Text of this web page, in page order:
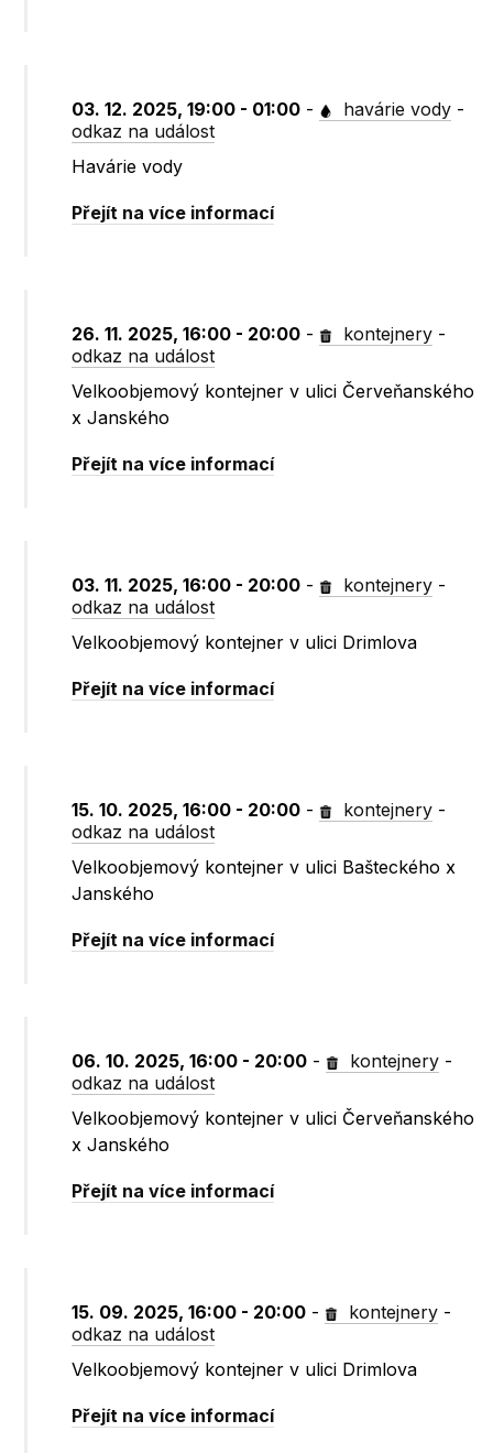
03. 12. 2025, 19:00 - 01:00 - havárie vody -
odkaz na událost
Havárie vody
Přejít na více informací
26. 11. 2025, 16:00 - 20:00 - kontejnery -
odkaz na událost
Velkoobjemový kontejner v ulici Červeňanského
x Janského
Přejít na více informací
03. 11. 2025, 16:00 - 20:00 - kontejnery -
odkaz na událost
Velkoobjemový kontejner v ulici Drimlova
Přejít na více informací
15. 10. 2025, 16:00 - 20:00 - kontejnery -
odkaz na událost
Velkoobjemový kontejner v ulici Bašteckého x
Janského
Přejít na více informací
06. 10. 2025, 16:00 - 20:00 - kontejnery -
odkaz na událost
Velkoobjemový kontejner v ulici Červeňanského
x Janského
Přejít na více informací
15. 09. 2025, 16:00 - 20:00 - kontejnery -
odkaz na událost
Velkoobjemový kontejner v ulici Drimlova
Přejít na více informací